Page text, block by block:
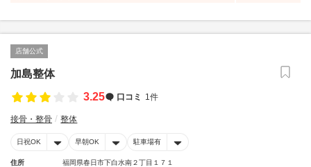
店舗公式
加島整体
3.25
口コミ 1件
接骨・整骨 整体
日祝OK 早朝OK 駐車場有
住所
福岡県春日市下白水南２丁目１７１